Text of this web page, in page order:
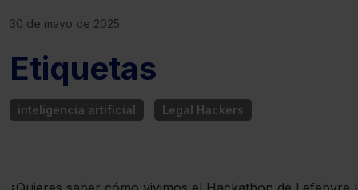
30 de mayo de 2025
Etiquetas
inteligencia artificial Legal Hackers